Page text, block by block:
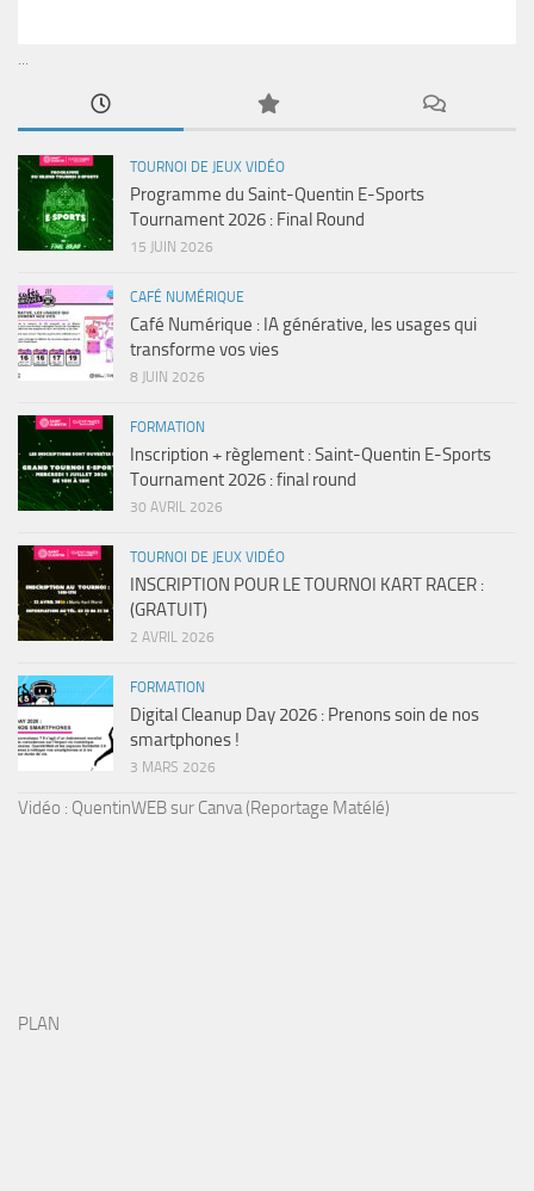
...
TOURNOI DE JEUX VIDÉO
Programme du Saint-Quentin E-Sports
Tournament 2026 : Final Round
15 JUIN 2026
CAFÉ NUMÉRIQUE
Café Numérique : IA générative, les usages qui
transforme vos vies
8 JUIN 2026
FORMATION
Inscription + règlement : Saint-Quentin E-Sports
Tournament 2026 : final round
30 AVRIL 2026
TOURNOI DE JEUX VIDÉO
INSCRIPTION POUR LE TOURNOI KART RACER :
(GRATUIT)
2 AVRIL 2026
FORMATION
Digital Cleanup Day 2026 : Prenons soin de nos
smartphones !
3 MARS 2026
Vidéo : QuentinWEB sur Canva (Reportage Matélé)
PLAN